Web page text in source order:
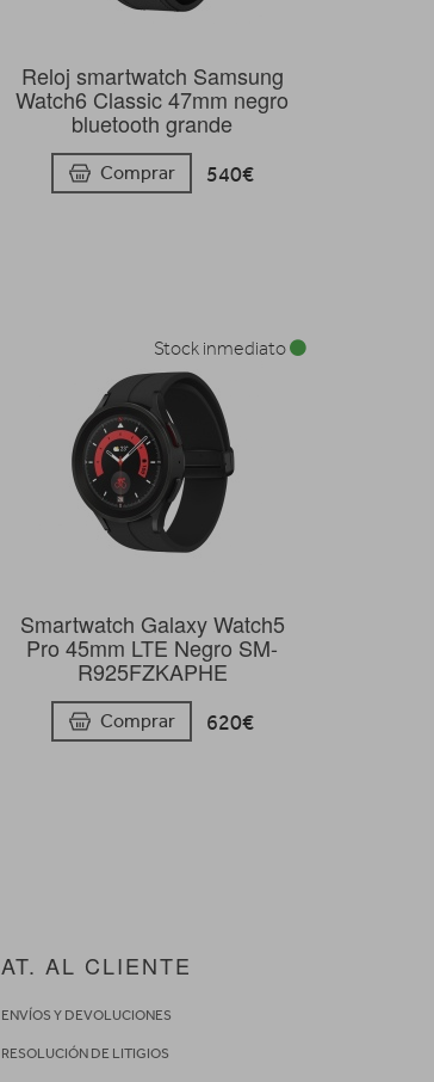
Reloj smartwatch Samsung
Watch6 Classic 47mm negro
bluetooth grande
Comprar 540€
Smartwatch Galaxy Watch5
Pro 45mm LTE Negro SM-
R925FZKAPHE
Comprar 620€
Stock inmediato
AT. AL CLIENTE
ENVÍOS Y DEVOLUCIONES
RESOLUCIÓN DE LITIGIOS